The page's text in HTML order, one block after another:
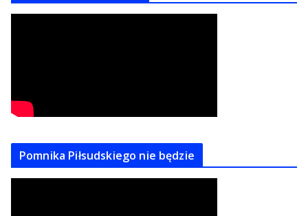
Pomnika Piłsudskiego nie będzie